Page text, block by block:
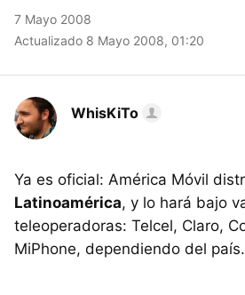
7 Mayo 2008
Actualizado 8 Mayo 2008, 01:20
WhisKiTo
Ya es oficial: América Móvil
Latinoamérica, y lo hará bajo
teleoperadoras: Telcel, Claro,
MiPhone, dependiendo del país.